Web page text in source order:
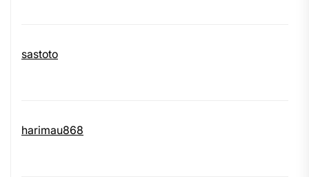
sastoto
harimau868